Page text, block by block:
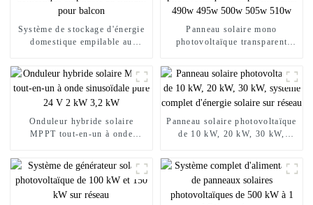
Système de stockage d'énergie
domestique empilable au
Panneau solaire mono
photovoltaïque transparent
Onduleur hybride solaire
MPPT tout-en-un à onde
Panneau solaire photovoltaïque
de 10 kW, 20 kW, 30 kW,